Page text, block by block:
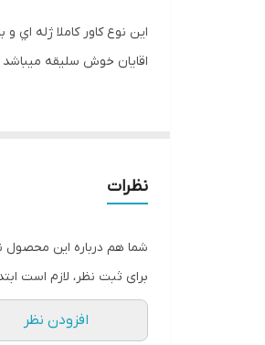
اين نوع کاور کاملا ژله
اقايان خوش سليقه ميباشد
نظرات
شما هم درباره این محصول
برای ثبت نظر، لازم است
افزودن نظر